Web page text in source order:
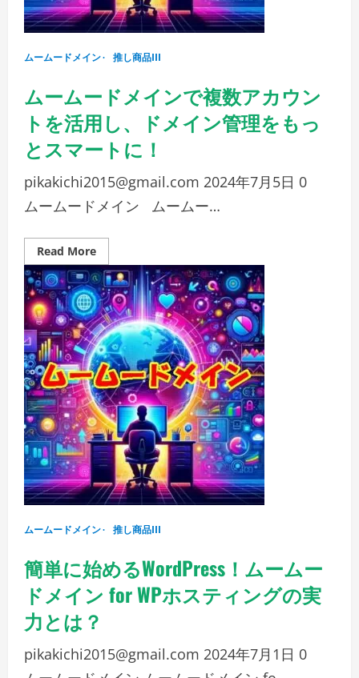
ン
で
簡
復
続
き
ムームードメイン 推し商品III
ムームードメインで複数アカウン
トを活用し、ドメイン管理をもっ
とスマートに！
pikakichi2015@gmail.com 2024年7月5日 0
ムームードメイン ムームー…
Read MoreRead
more
about
ム
ー
ム
ー
ド
メ
イ
ン
で
複
数
ア
カ
ウ
ン
ト
を
用
し、
ド
イ
理
を
っ
ス
ト
に！
ムームードメイン 推し商品III
簡単に始めるWordPress！ムームー
ドメイン for WPホスティングの実
力とは？
pikakichi2015@gmail.com 2024年7月1日 0